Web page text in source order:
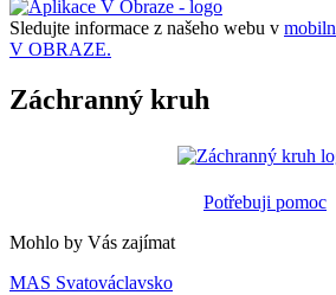
Sledujte informace z našeho webu v
V OBRAZE.
Záchranný kruh
Potřebuji pomoc
Mohlo by Vás zajímat
MAS Svatováclavsko